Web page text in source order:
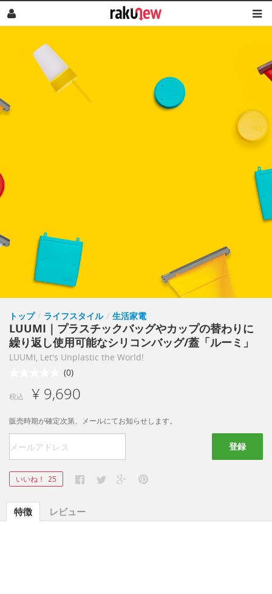
トップ / ライフスタイル / 生活家電
LUUMI｜プラスチックバッグやカップの替わりに
繰り返し使用可能なシリコンバッグ/蓋「ルーミ」
LUUMI, Let's Unplastic the World!
(0)
税込 ¥ 9,690
販売時期が確定次第、メールにてお知らせします。
登録
いいね！ 25
特徴 レビュー